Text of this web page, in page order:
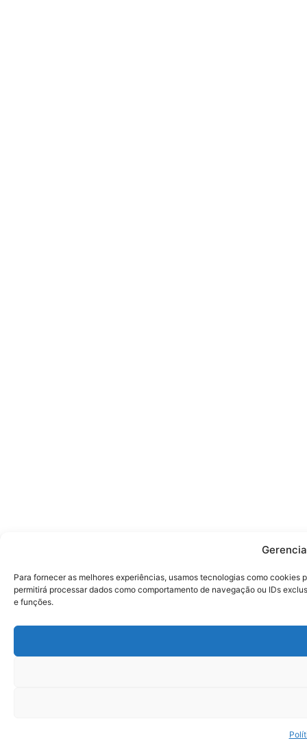
Para fornecer as melhores experiências, usamos tecnologias como
permitirá processar dados como comportamento de navegação ou IDs
e funções.